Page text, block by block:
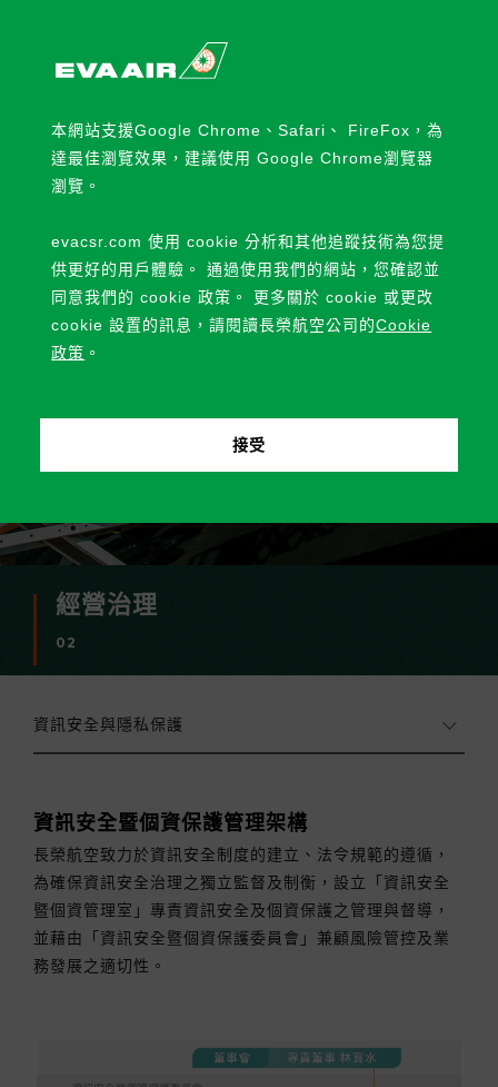
經營治理
02
資訊安全與隱私保護
資訊安全暨個資保護管理架構
長榮航空致力於資訊安全制度的建立、法令規範的遵循，
為確保資訊安全治理之獨立監督及制衡，設立「資訊安全
暨個資管理室」專責資訊安全及個資保護之管理與督導，
並藉由「資訊安全暨個資保護委員會」兼顧風險管控及業
務發展之適切性。
本網站支援Google Chrome、Safari、 FireFox，為
達最佳瀏覽效果，建議使用 Google Chrome瀏覽器
瀏覽。
evacsr.com 使用 cookie 分析和其他追蹤技術為您提
供更好的用戶體驗。 通過使用我們的網站，您確認並
同意我們的 cookie 政策。 更多關於 cookie 或更改
cookie 設置的訊息，請閱讀長榮航空公司的Cookie
政策 。
接受